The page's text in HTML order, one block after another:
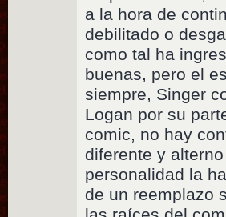
a la hora de
debilitado o
como tal ha
buenas, pero el
siempre, Singer
Logan por su
comic, no hay
diferente y
personalidad la
de un reemplazo